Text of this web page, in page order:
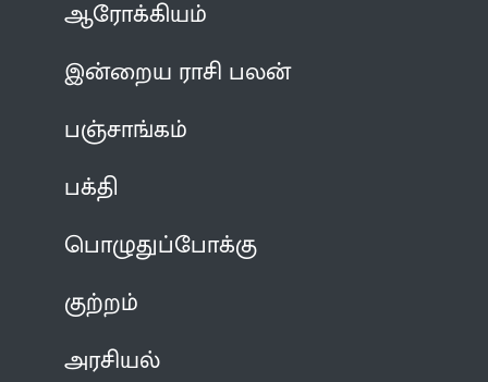
ஆரோக்கியம்
இன்றைய ராசி பலன்
பஞ்சாங்கம்
பக்தி
பொழுதுப்போக்கு
குற்றம்
அரசியல்